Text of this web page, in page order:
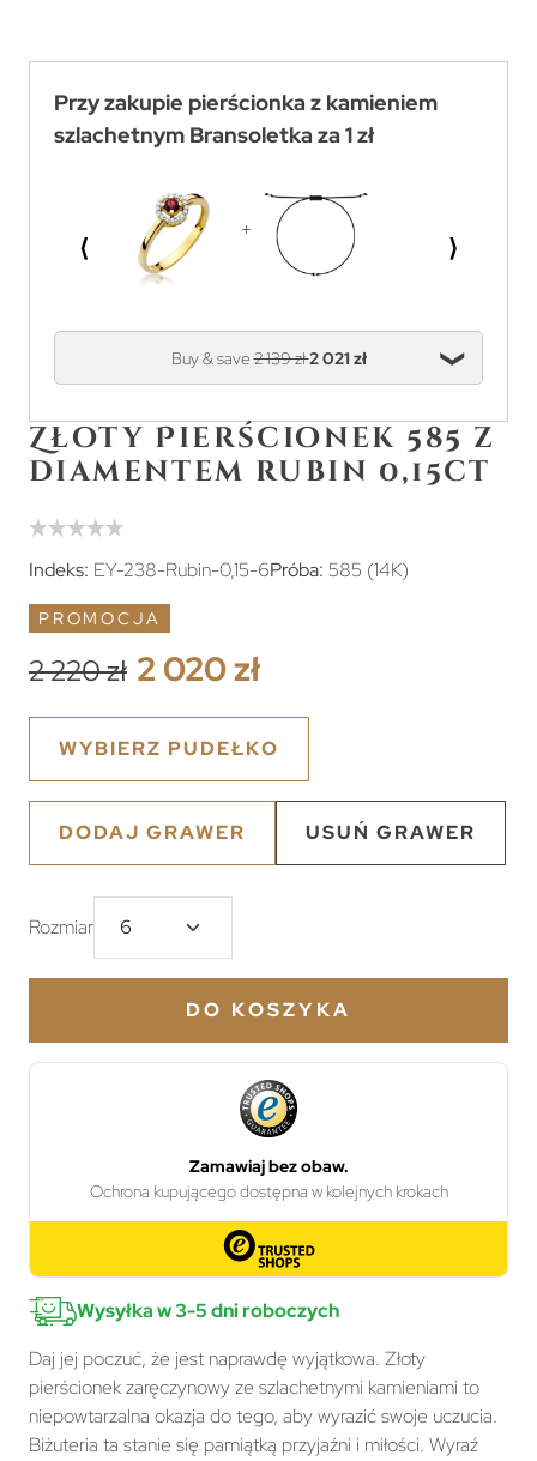
Przy zakupie pierścionka z kamieniem
szlachetnym Bransoletka za 1 zł
⟨ ⟩
Buy & save2 139 zł2 021 zł
Złoty Pierścionek 585 z
diamentem rubin 0,15ct
Indeks: EY-238-Rubin-0,15-6Próba: 585 (14K)
PROMOCJA
2 220 zł 2 020 zł
WYBIERZ PUDEŁKO
DODAJ GRAWER USUŃ GRAWER
Rozmiar
DO KOSZYKA
Wysyłka w 3-5 dni roboczych
Daj jej poczuć, że jest naprawdę wyjątkowa. Złoty
pierścionek zaręczynowy ze szlachetnymi kamieniami to
niepowtarzalna okazja do tego, aby wyrazić swoje uczucia.
Biżuteria ta stanie się pamiątką przyjaźni i miłości. Wyraź